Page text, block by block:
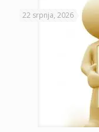
22 srpnja, 2026